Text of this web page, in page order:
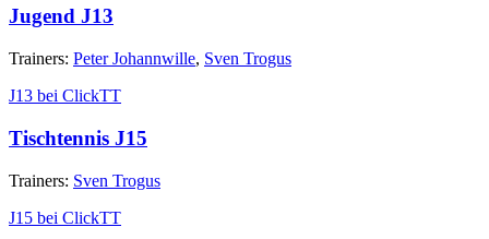
Jugend J13
Trainers: Peter Johannwille, Sven Trogus
J13 bei ClickTT
Tischtennis J15
Trainers: Sven Trogus
J15 bei ClickTT